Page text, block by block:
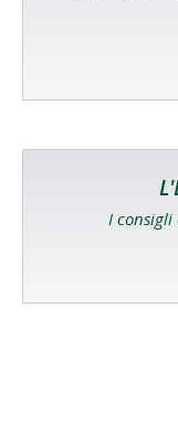
I consigli